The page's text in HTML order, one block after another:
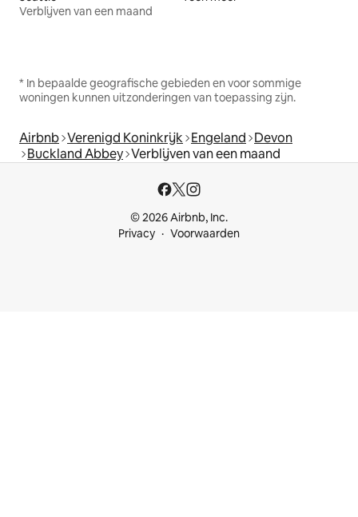
Verblijven van een maand
* In bepaalde geografische gebieden en voor sommige
woningen kunnen uitzonderingen van toepassing zijn.
Airbnb Verenigd Koninkrijk Engeland Devon
Buckland Abbey Verblijven van een maand
© 2026 Airbnb, Inc.
Privacy
Voorwaarden